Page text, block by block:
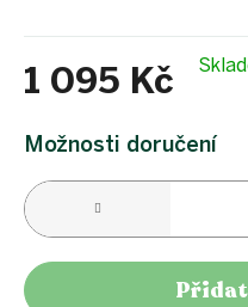
1 095 Kč
cena:
Možnosti doručení